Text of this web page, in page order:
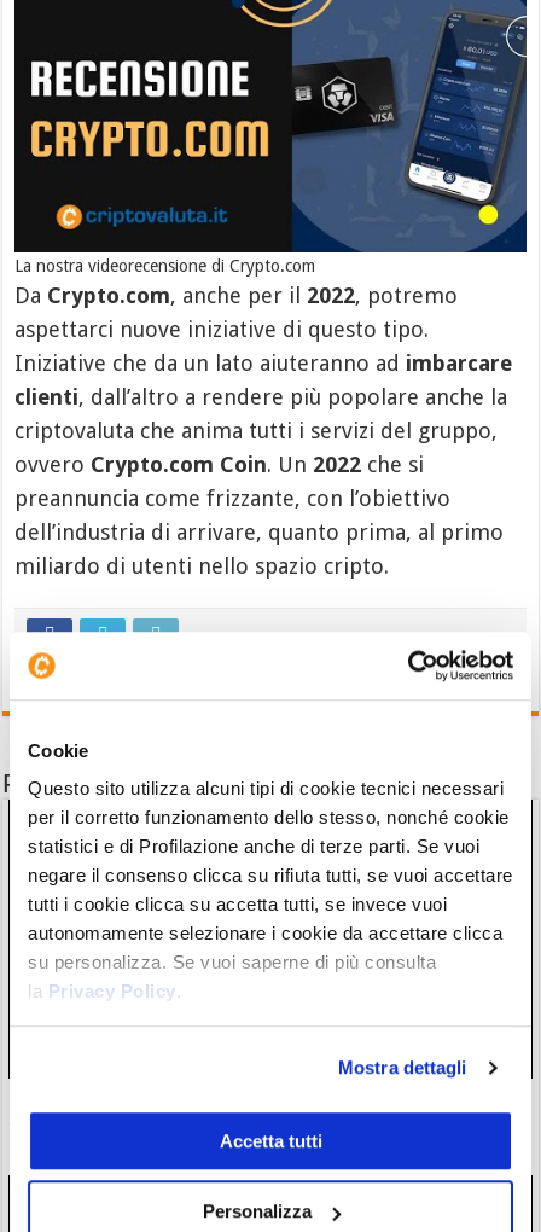
Cookie
Questo sito utilizza alcuni tipi di cookie tecnici necessari
per il corretto funzionamento dello stesso, nonché cookie
statistici e di Profilazione anche di terze parti. Se vuoi
negare il consenso clicca su rifiuta tutti, se vuoi accettare
tutti i cookie clicca su accetta tutti, se invece vuoi
autonomamente selezionare i cookie da accettare clicca
su personalizza. Se vuoi saperne di più consulta
la Privacy Policy.
Mostra dettagli
Accetta tutti
Personalizza
La nostra videorecensione di Crypto.com
Da Crypto.com, anche per il 2022, potremo
aspettarci nuove iniziative di questo tipo.
Iniziative che da un lato aiuteranno ad imbarcare
clienti, dall’altro a rendere più popolare anche la
criptovaluta che anima tutti i servizi del gruppo,
ovvero Crypto.com Coin. Un 2022 che si
preannuncia come frizzante, con l’obiettivo
dell’industria di arrivare, quanto prima, al primo
miliardo di utenti nello spazio cripto.
Potrebbe interessarti anche